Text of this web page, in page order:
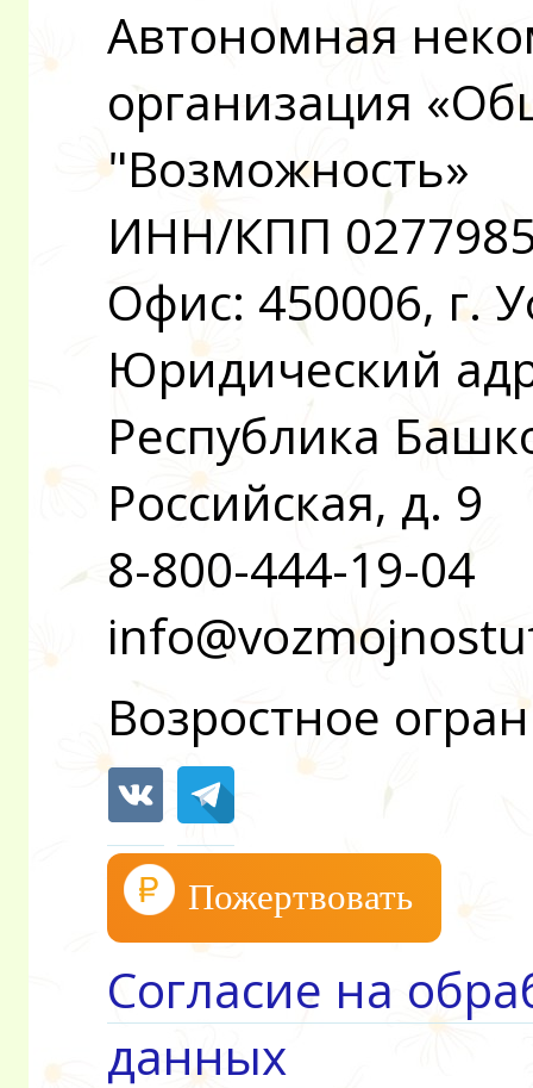
Автономная
организация
"Возможность»
ИНН/КПП
Офис: 450006, г.
Юридический
Республика
Российская, д. 9
8-800-444-19-04
Возростное
Пожертвовать
Согласие на
данных